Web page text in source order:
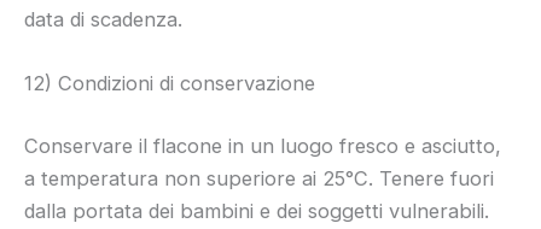
data di scadenza.
12) Condizioni di conservazione
Conservare il flacone in un luogo fresco e asciutto,
a temperatura non superiore ai 25°C. Tenere fuori
dalla portata dei bambini e dei soggetti vulnerabili.